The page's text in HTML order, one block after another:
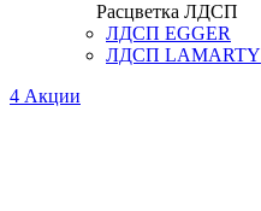
Расцветка ЛДСП
ЛДСП EGGER
ЛДСП LAMARTY
4 Акции